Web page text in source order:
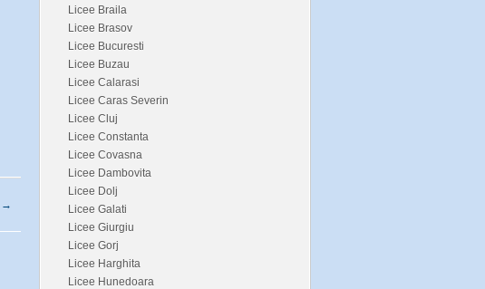
→
Licee Braila
Licee Brasov
Licee Bucuresti
Licee Buzau
Licee Calarasi
Licee Caras Severin
Licee Cluj
Licee Constanta
Licee Covasna
Licee Dambovita
Licee Dolj
Licee Galati
Licee Giurgiu
Licee Gorj
Licee Harghita
Licee Hunedoara